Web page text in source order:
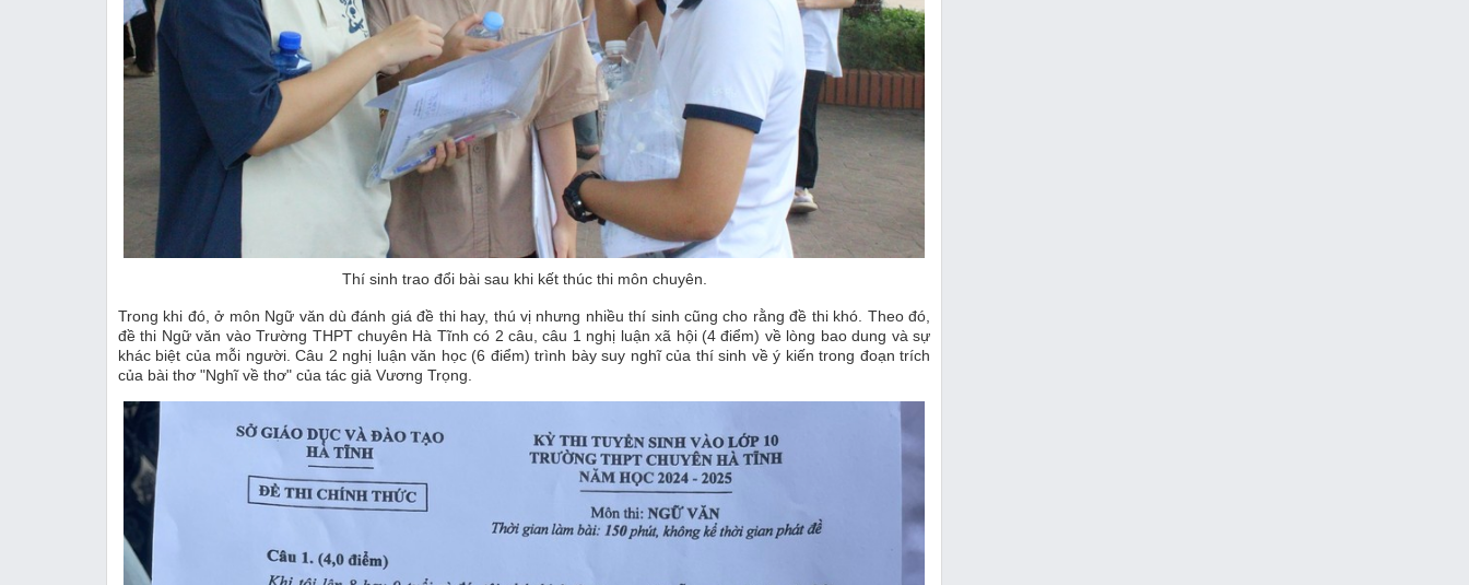
Thí sinh trao đổi bài sau khi kết thúc thi môn chuyên.
Trong khi đó, ở môn Ngữ văn dù đánh giá đề thi hay, thú vị nhưng nhiều thí sinh cũng cho rằng đề thi khó. Theo đó,
đề thi Ngữ văn vào Trường THPT chuyên Hà Tĩnh có 2 câu, câu 1 nghị luận xã hội (4 điểm) về lòng bao dung và sự
khác biệt của mỗi người. Câu 2 nghị luận văn học (6 điểm) trình bày suy nghĩ của thí sinh về ý kiến trong đoạn trích
của bài thơ "Nghĩ về thơ" của tác giả Vương Trọng.